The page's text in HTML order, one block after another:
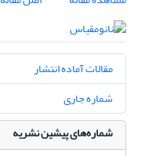
مقالات آماده انتشار
شماره جاری
شماره‌های پیشین نشریه